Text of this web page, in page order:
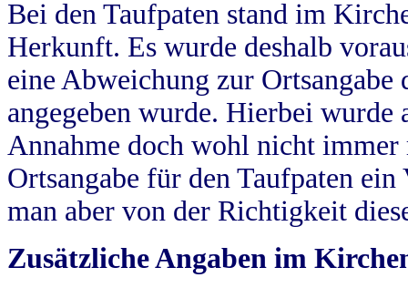
Bei den Taufpaten stand im
Herkunft. Es wurde deshalb
eine Abweichung zur
angegeben wurde. Hierbei wurde
Annahme doch wohl nicht
Ortsangabe für den Taufpaten
man aber von der Richtigkeit
Zusätzliche Angaben im